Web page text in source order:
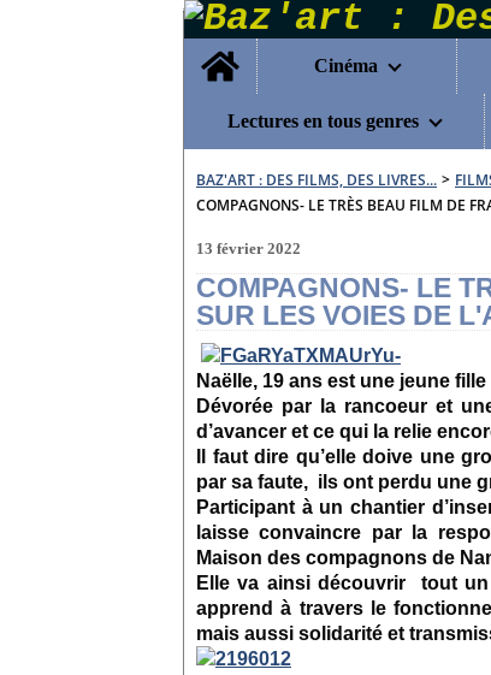
Home
Cinéma
Lectures en tous genres
BAZ'ART : DES FILMS, DES LIVRES... >
COMPAGNONS- LE TRÈS BEAU FILM DE
13 février 2022
COMPAGNONS- LE
SUR LES VOIES DE
Naëlle, 19 ans est une jeune
Dévorée par la rancoeur et
d’avancer et ce qui la relie
Il faut dire qu’elle doive une
par sa faute, ils ont perdu une
Participant à un chantier
laisse convaincre par la
Maison des compagnons de
Elle va ainsi découvrir tout
apprend à travers le
mais aussi solidarité et